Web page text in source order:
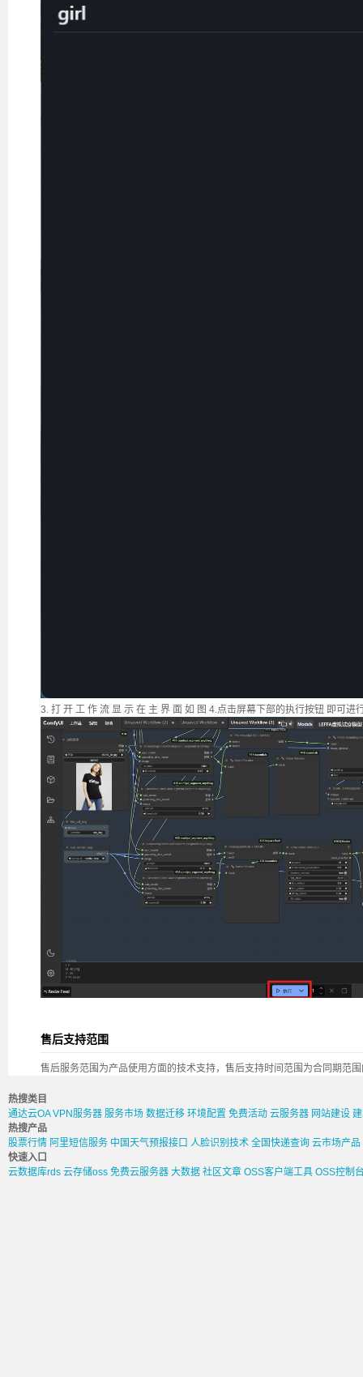
3. 打 开 工 作 流 显 示 在 主 界 面 如 图 4.点击屏幕下部的执行按钮 即可进
售后支持范围
售后服务范围为产品使用方面的技术支持，售后支持时间范围为合同期范
热搜类目
通达云OA VPN服务器 服务市场 数据迁移 环境配置 免费活动 云服务器 网站建设
热搜产品
股票行情 阿里短信服务 中国天气预报接口 人脸识别技术 全国快递查询 云市场产品
快速入口
云数据库rds 云存储oss 免费云服务器 大数据 社区文章 OSS客户端工具 OSS控制